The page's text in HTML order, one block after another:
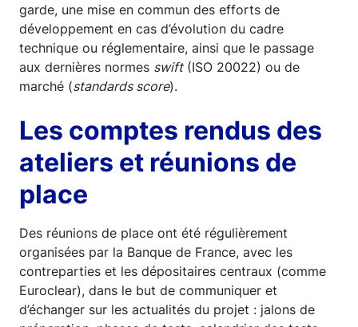
garde, une mise en commun des efforts de
développement en cas d’évolution du cadre
technique ou réglementaire, ainsi que le passage
aux dernières normes swift(ISO 20022) ou de
marché (standards score).
Les comptes rendus des
ateliers et réunions de
place
Des réunions de place ont été régulièrement
organisées par la Banque de France, avec les
contreparties et les dépositaires centraux (comme
Euroclear), dans le but de communiquer et
d’échanger sur les actualités du projet : jalons de